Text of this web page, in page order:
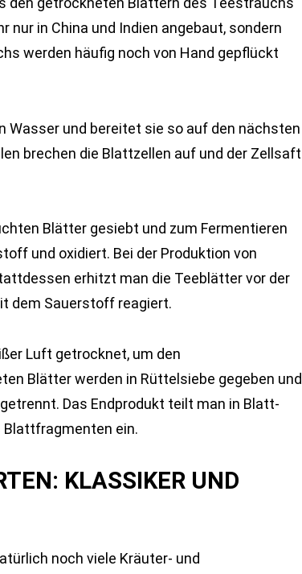
in China und Indien angebaut, sondern
werden häufig noch von Hand gepflückt
Wasser und bereitet sie so auf den nächsten
brechen die Blattzellen auf und der Zellsaft
Blätter gesiebt und zum Fermentieren
und oxidiert. Bei der Produktion von
erhitzt man die Teeblätter vor der
dem Sauerstoff reagiert.
Luft getrocknet, um den
Blätter werden in Rüttelsiebe gegeben und
Das Endprodukt teilt man in Blatt-
Blattfragmenten ein.
KLASSIKER UND
noch viele Kräuter- und